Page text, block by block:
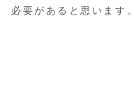
必要があると思います。